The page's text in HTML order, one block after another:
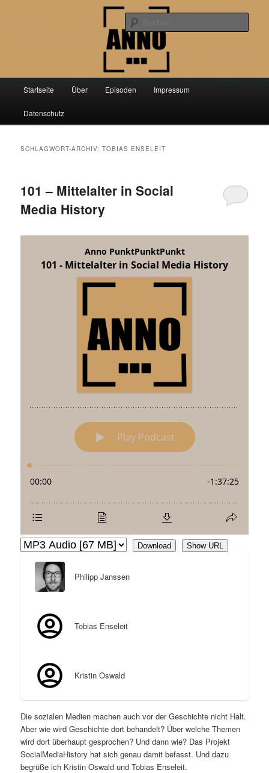
Anno PunktPunktPunkt
Der Podcast über aktuelle Forschung aus der Geschichtswissenschaft
Startseite Über Episoden Impressum
Datenschutz
SCHLAGWORT-ARCHIV:TOBIAS ENSELEIT
101 – Mittelalter in Social
Media History
Download Show URL
Philipp Janssen
Tobias Enseleit
Kristin Oswald
Die sozialen Medien machen auch vor der Geschichte nicht Halt.
Aber wie wird Geschichte dort behandelt? Über welche Themen
wird dort überhaupt gesprochen? Und dann wie? Das Projekt
SocialMediaHistory hat sich genau damit befasst. Und dazu
begrüße ich Kristin Oswald und Tobias Enseleit.